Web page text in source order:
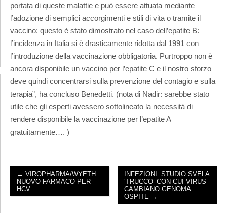
portata di queste malattie e può essere attuata mediante
l’adozione di semplici accorgimenti e stili di vita o tramite il
vaccino: questo è stato dimostrato nel caso dell’epatite B:
l’incidenza in Italia si è drasticamente ridotta dal 1991 con
l’introduzione della vaccinazione obbligatoria. Purtroppo non è
ancora disponibile un vaccino per l’epatite C e il nostro sforzo
deve quindi concentrarsi sulla prevenzione del contagio e sulla
terapia”, ha concluso Benedetti. (nota di Nadir: sarebbe stato
utile che gli esperti avessero sottolineato la necessità di
rendere disponibile la vaccinazione per l’epatite A
gratuitamente…. )
POST NAVIGATION
← VIROPHARMA/WYETH:
NUOVO FARMACO PER
HCV
INFEZIONI: STUDIO SVELA
‘TRUCCO’ CON CUI VIRUS
CAMBIANO GENOMA
OSPITE →